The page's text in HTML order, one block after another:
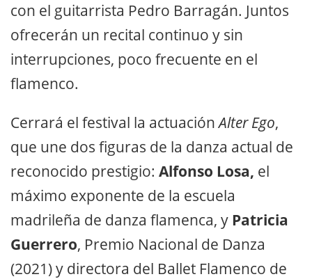
con el guitarrista Pedro Barragán. Juntos
ofrecerán un recital continuo y sin
interrupciones, poco frecuente en el
flamenco.
Cerrará el festival la actuaciónAlter Ego,
que une dos figuras de la danza actual de
reconocido prestigio: Alfonso Losa, el
máximo exponente de la escuela
madrileña de danza flamenca, y Patricia
Guerrero, Premio Nacional de Danza
(2021) y directora del Ballet Flamenco de